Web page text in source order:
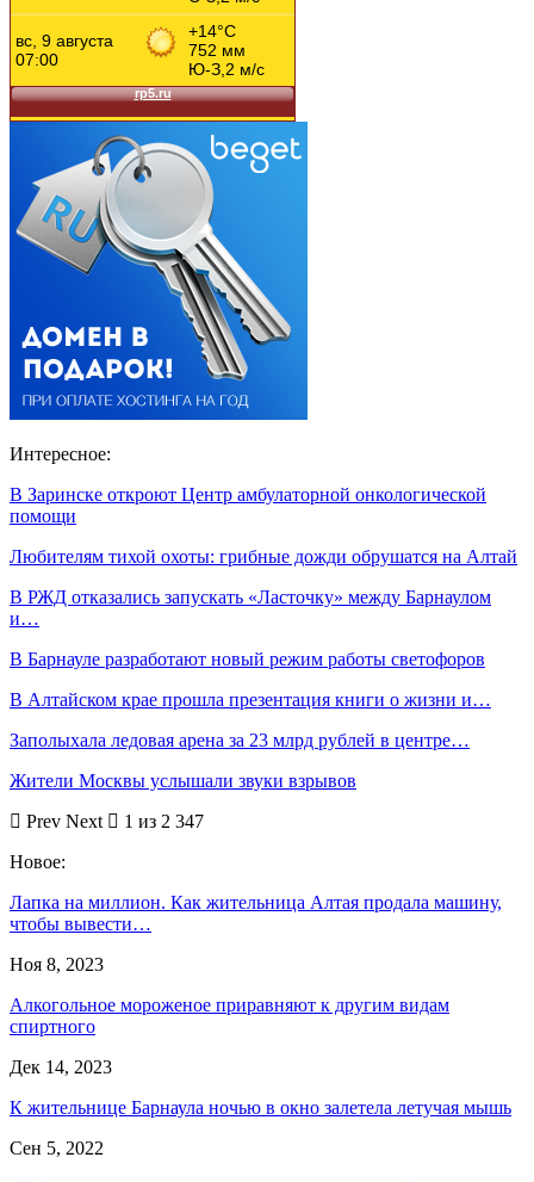
Интересное:
В Заринске откроют Центр амбулаторной онкологической
помощи
Любителям тихой охоты: грибные дожди обрушатся на Алтай
В РЖД отказались запускать «Ласточку» между Барнаулом
и…
В Барнауле разработают новый режим работы светофоров
В Алтайском крае прошла презентация книги о жизни и…
Заполыхала ледовая арена за 23 млрд рублей в центре…
Жители Москвы услышали звуки взрывов
Prev Next
1 из 2 347
Новое:
Лапка на миллион. Как жительница Алтая продала машину,
чтобы вывести…
Ноя 8, 2023
Алкогольное мороженое приравняют к другим видам
спиртного
Дек 14, 2023
К жительнице Барнаула ночью в окно залетела летучая мышь
Сен 5, 2022